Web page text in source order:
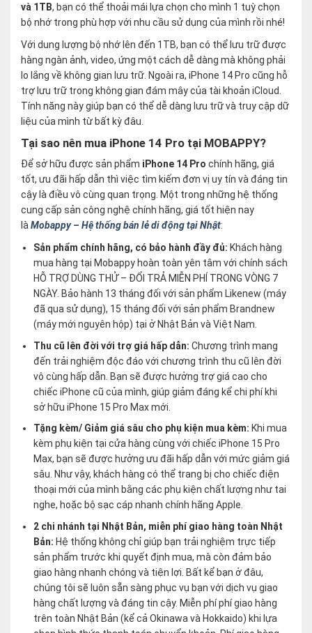
và 1TB, bạn có thể thoải mái lựa chọn cho mình 1 tuỳ chọn
bộ nhớ trong phù hợp với nhu cầu sử dụng của mình rồi nhé!
Với dung lượng bộ nhớ lên đến 1TB, bạn có thể lưu trữ được
hàng ngàn ảnh, video, ứng một cách dễ dàng mà không phải
lo lắng về không gian lưu trữ. Ngoài ra, iPhone 14 Pro cũng hỗ
trợ lưu trữ trong không gian đám mây của tài khoản iCloud.
Tính năng này giúp bạn có thể dễ dàng lưu trữ và truy cập dữ
liệu của mình từ bất kỳ đâu.
Tại sao nên mua iPhone 14 Pro tại MOBAPPY?
Để sở hữu được sản phẩm iPhone 14 Pro chính hãng, giá
tốt, ưu đãi hấp dẫn thì việc tìm kiếm đơn vị uy tín và đáng tin
cậy là điều vô cùng quan trọng. Một trong những hệ thống
cung cấp sản công nghệ chính hãng, giá tốt hiện nay
làMobappy – Hệ thống bán lẻ di động tại Nhật:
Sản phẩm chính hãng, có bảo hành đầy đủ: Khách hàng
mua hàng tại Mobappy hoàn toàn yên tâm với chính sách
HỖ TRỢ DÙNG THỬ – ĐỔI TRẢ MIỄN PHÍ TRONG VÒNG 7
NGÀY. Bảo hành 13 tháng đối với sản phẩm Likenew (máy
đã qua sử dụng), 15 tháng đối với sản phẩm Brandnew
(máy mới nguyên hộp) tại ở Nhật Bản và Việt Nam.
Thu cũ lên đời với trợ giá hấp dẫn:Chương trình mang
đến trải nghiệm độc đáo với chương trình thu cũ lên đời
vô cùng hấp dẫn. Bạn sẽ được hưởng trợ giá cao cho
chiếc iPhone cũ của mình, giúp giảm đáng kể chi phí khi
sở hữu iPhone 15 Pro Max mới.
Tặng kèm/ Giảm giá sâu cho phụ kiện mua kèm: Khi mua
kèm phụ kiện tại cửa hàng cùng với chiếc iPhone 15 Pro
Max, bạn sẽ được hưởng ưu đãi hấp dẫn với mức giảm giá
sâu. Như vậy, khách hàng có thể trang bị cho chiếc điện
thoại mới của mình bằng các phụ kiện chất lượng như tai
nghe, hoặc bộ sạc cáp nhanh chính hãng Apple.
2 chi nhánh tại Nhật Bản, miễn phí giao hàng toàn Nhật
Bản:Hệ thống không chỉ giúp bạn trải nghiệm trực tiếp
sản phẩm trước khi quyết định mua, mà còn đảm bảo
giao hàng nhanh chóng và tiện lợi. Bất kể bạn ở đâu,
chúng tôi sẽ luôn sẵn sàng phục vụ bạn với dịch vụ giao
hàng chất lượng và đáng tin cậy. Miễn phí phí giao hàng
trên toàn Nhật Bản (kể cả Okinawa và Hokkaido) khi lựa